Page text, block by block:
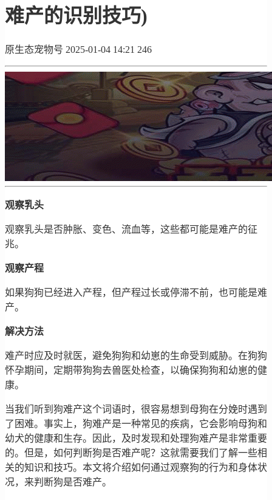
难产的识别技巧)
原生态宠物号 2025-01-04 14:21 246
观察乳头
观察乳头是否肿胀、变色、流血等，这些都可能是难产的征
兆。
观察产程
如果狗狗已经进入产程，但产程过长或停滞不前，也可能是难
产。
解决方法
难产时应及时就医，避免狗狗和幼崽的生命受到威胁。在狗狗
怀孕期间，定期带狗狗去兽医处检查，以确保狗狗和幼崽的健
康。
当我们听到狗难产这个词语时，很容易想到母狗在分娩时遇到
了困难。事实上，狗难产是一种常见的疾病，它会影响母狗和
幼犬的健康和生存。因此，及时发现和处理狗难产是非常重要
的。但是，如何判断狗是否难产呢？这就需要我们了解一些相
关的知识和技巧。本文将介绍如何通过观察狗的行为和身体状
况，来判断狗是否难产。